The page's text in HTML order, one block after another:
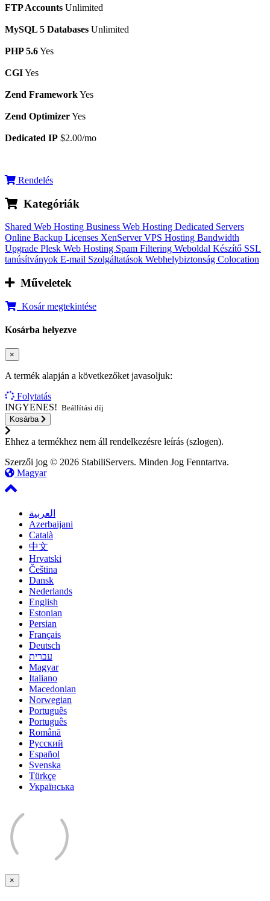
FTP Accounts Unlimited
MySQL 5 Databases Unlimited
PHP 5.6Yes
CGIYes
Zend FrameworkYes
Zend OptimizerYes
Dedicated IP $2.00/mo
Rendelés
Kategóriák
Shared Web Hosting Business Web Hosting Dedicated Servers
Online Backup Licenses XenServer VPS Hosting Bandwidth
Upgrade Plesk Web Hosting Spam Filtering Weboldal Készítő SSL
tanúsítványok E-mail Szolgáltatások Webhelybiztonság Colocation
Műveletek
Kosár megtekintése
Kosárba helyezve
×
A termék alapján a következőket javasoljuk:
Folytatás
INGYENES! Beállítási díj
Kosárba
Ehhez a termékhez nem áll rendelkezésre leírás (szlogen).
Szerzői jog © 2026 StabiliServers. Minden Jog Fenntartva.
Magyar
العربية
Azerbaijani
Català
中文
Hrvatski
Čeština
Dansk
Nederlands
English
Estonian
Persian
Français
Deutsch
עברית
Magyar
Italiano
Macedonian
Norwegian
Português
Português
Română
Русский
Español
Svenska
Türkçe
Українська
×
Bezár